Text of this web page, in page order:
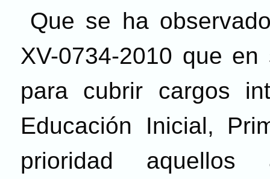
Que se ha
XV-0734-2010 que
para cubrir cargos
Educación Inicial,
prioridad aquellos